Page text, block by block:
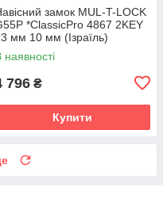
замок MUL-T-LOCK
*ClassicPro 4867 2KEY
мм 10 мм (Ізраїль)
наявності
796 ₴
Купити